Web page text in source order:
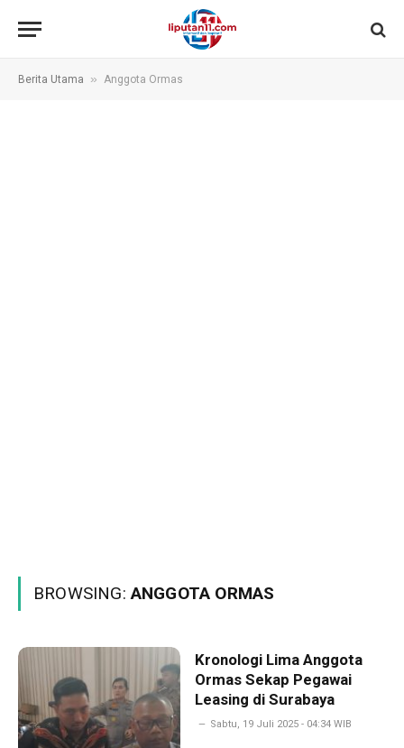
Berita Utama » Anggota Ormas
BROWSING:ANGGOTA ORMAS
Kronologi Lima Anggota
Ormas Sekap Pegawai
Leasing di Surabaya
Sabtu, 19 Juli 2025 - 04:34 WIB